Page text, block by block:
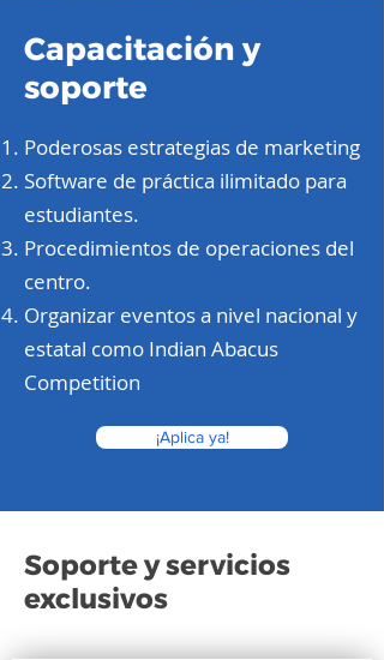
Capacitación y
soporte
Poderosas estrategias de marketing
Software de práctica ilimitado para
estudiantes.
Procedimientos de operaciones del
centro.
Organizar eventos a nivel nacional y
estatal como Indian Abacus
Competition
¡Aplica ya!
Soporte y servicios
exclusivos